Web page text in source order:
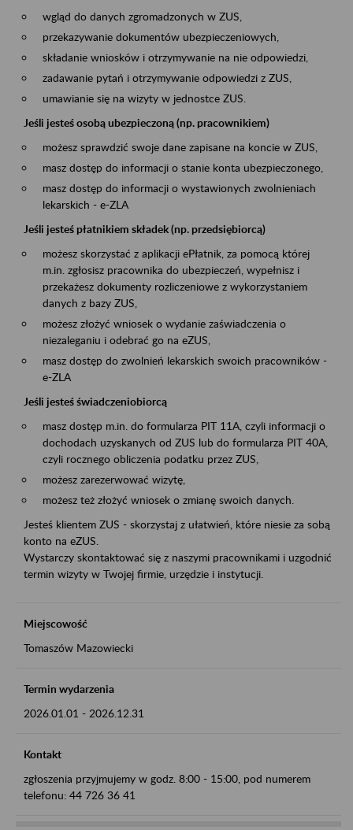
wgląd do danych zgromadzonych w ZUS,
przekazywanie dokumentów ubezpieczeniowych,
składanie wniosków i otrzymywanie na nie odpowiedzi,
zadawanie pytań i otrzymywanie odpowiedzi z ZUS,
umawianie się na wizyty w jednostce ZUS.
Jeśli jesteś osobą ubezpieczoną (np. pracownikiem)
możesz sprawdzić swoje dane zapisane na koncie w ZUS,
masz dostęp do informacji o stanie konta ubezpieczonego,
masz dostęp do informacji o wystawionych zwolnieniach
lekarskich - e-ZLA
Jeśli jesteś płatnikiem składek (np. przedsiębiorcą)
możesz skorzystać z aplikacji ePłatnik, za pomocą której
m.in. zgłosisz pracownika do ubezpieczeń, wypełnisz i
przekażesz dokumenty rozliczeniowe z wykorzystaniem
danych z bazy ZUS,
możesz złożyć wniosek o wydanie zaświadczenia o
niezaleganiu i odebrać go na eZUS,
masz dostęp do zwolnień lekarskich swoich pracowników -
e-ZLA
Jeśli jesteś świadczeniobiorcą
masz dostęp m.in. do formularza PIT 11A, czyli informacji o
dochodach uzyskanych od ZUS lub do formularza PIT 40A,
czyli rocznego obliczenia podatku przez ZUS,
możesz zarezerwować wizytę,
możesz też złożyć wniosek o zmianę swoich danych.
Jesteś klientem ZUS - skorzystaj z ułatwień, które niesie za sobą
konto na eZUS.
Wystarczy skontaktować się z naszymi pracownikami i uzgodnić
termin wizyty w Twojej firmie, urzędzie i instytucji.
Miejscowość
Tomaszów Mazowiecki
Termin wydarzenia
2026.01.01 - 2026.12.31
Kontakt
zgłoszenia przyjmujemy w godz. 8:00 - 15:00, pod numerem
telefonu: 44 726 36 41